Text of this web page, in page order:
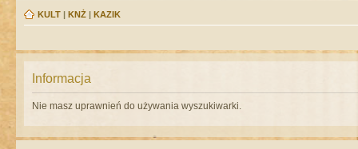
KULT | KNŻ | KAZIK
Informacja
Nie masz uprawnień do używania wyszukiwarki.